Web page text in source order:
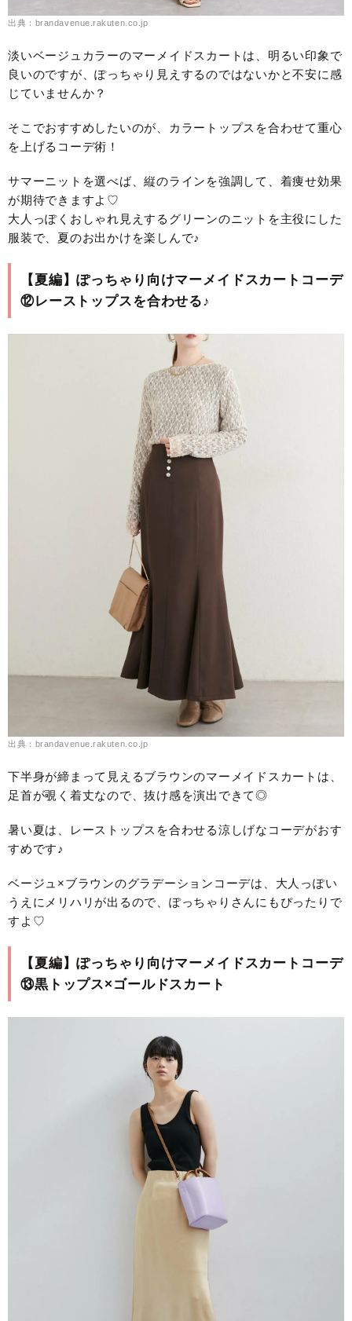
出典：brandavenue.rakuten.co.jp
淡いベージュカラーのマーメイドスカートは、明るい印象で
良いのですが、ぽっちゃり見えするのではないかと不安に感
じていませんか？
そこでおすすめしたいのが、カラートップスを合わせて重心
を上げるコーデ術！
サマーニットを選べば、縦のラインを強調して、着痩せ効果
が期待できますよ♡
大人っぽくおしゃれ見えするグリーンのニットを主役にした
服装で、夏のお出かけを楽しんで♪
【夏編】ぽっちゃり向けマーメイドスカートコーデ
⑫レーストップスを合わせる♪
出典：brandavenue.rakuten.co.jp
下半身が締まって見えるブラウンのマーメイドスカートは、
足首が覗く着丈なので、抜け感を演出できて◎
暑い夏は、レーストップスを合わせる涼しげなコーデがおす
すめです♪
ベージュ×ブラウンのグラデーションコーデは、大人っぽい
うえにメリハリが出るので、ぽっちゃりさんにもぴったりで
すよ♡
【夏編】ぽっちゃり向けマーメイドスカートコーデ
⑬黒トップス×ゴールドスカート